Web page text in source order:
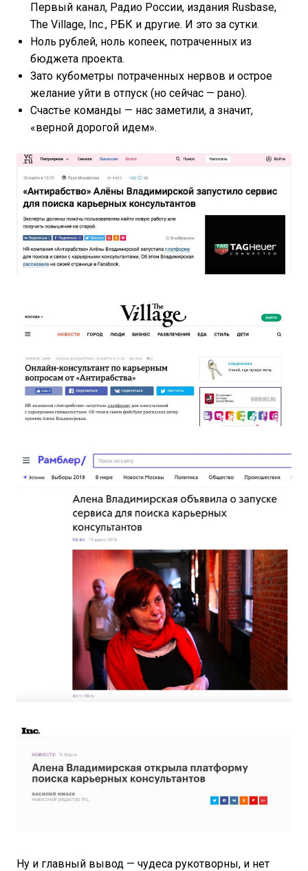
Первый канал, Радио России, издания Rusbase,
The Village, Inc., РБК и другие. И это за сутки.
Ноль рублей, ноль копеек, потраченных из
бюджета проекта.
Зато кубометры потраченных нервов и острое
желание уйти в отпуск (но сейчас — рано).
Счастье команды — нас заметили, а значит,
«верной дорогой идем».
Ну и главный вывод — чудеса рукотворны, и нет